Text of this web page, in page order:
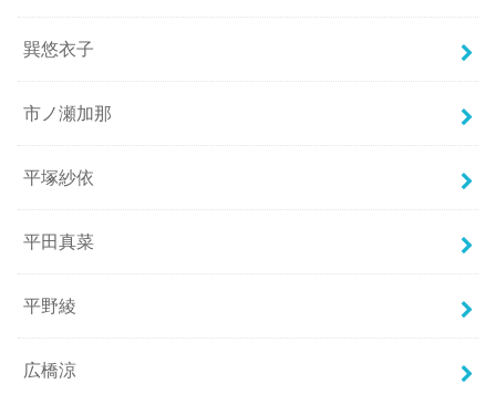
巽悠衣子
市ノ瀬加那
平塚紗依
平田真菜
平野綾
広橋涼